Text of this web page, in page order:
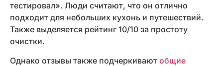
тестировал». Люди считают, что он отлично
подходит для небольших кухонь и путешествий.
Также выделяется рейтинг 10/10 за простоту
очистки.
Однако отзывы также подчеркивают общие